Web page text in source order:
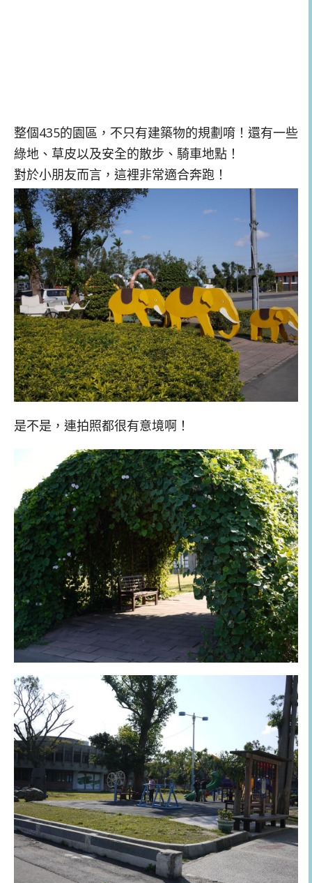
整個435的園區，不只有建築物的規劃唷！還有一些
綠地、草皮以及安全的散步、騎車地點！
對於小朋友而言，這裡非常適合奔跑！
是不是，連拍照都很有意境啊！